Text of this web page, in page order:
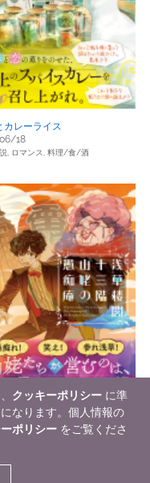
カレーライス
18
, ロマンス, 料理/食/酒
閣十三階 山姥の愚痴庵
クッキーポリシー に準
なります。個人情報の
ポリシー をご覧くださ